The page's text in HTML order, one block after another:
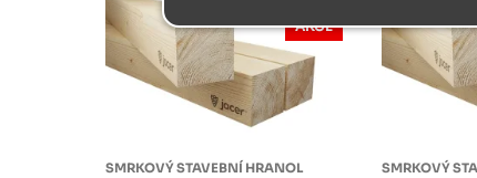
SMRKOVÝ STAVEBNÍ HRANOL
AKCE
SMRKOVÝ